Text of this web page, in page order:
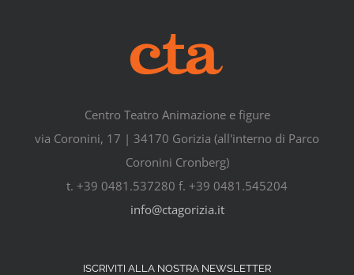
Centro Teatro Animazione e figure
via Coronini, 17 | 34170 Gorizia (all'interno di Parco
Coronini Cronberg)
t. +39 0481.537280 f. +39 0481.545204
info@ctagorizia.it
ISCRIVITI ALLA NOSTRA NEWSLETTER